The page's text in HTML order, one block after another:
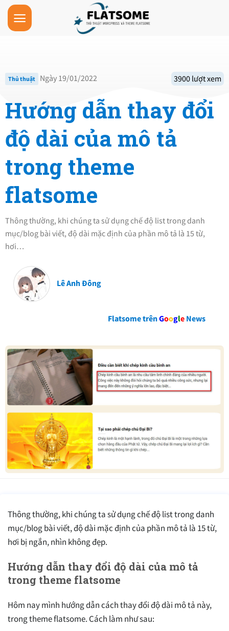
Skip
content
Thủ thuật Ngày 19/01/2022 3900 lượt xem
Hướng dẫn thay đổi
độ dài của mô tả
trong theme
flatsome
Thông thường, khi chúng ta sử dụng chế độ list trong danh
mục/blog bài viết, độ dài mặc định của phần mô tả là 15 từ,
hơi…
Lê Anh Đông
Flatsome trênGoogle News
Thông thường, khi chúng ta sử dụng chế độ list trong danh
mục/blog bài viết, độ dài mặc định của phần mô tả là 15 từ,
hơi bị ngắn, nhìn không đẹp.
Hướng dẫn thay đổi độ dài của mô tả
trong theme flatsome
Hôm nay mình hướng dẫn cách thay đổi độ dài mô tả này,
trong theme flatsome. Cách làm như sau: